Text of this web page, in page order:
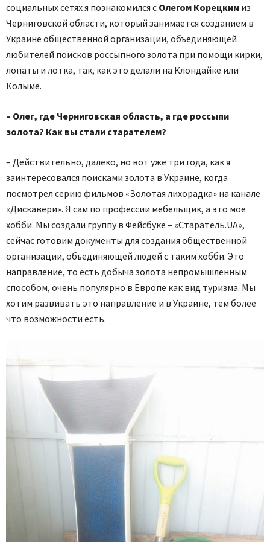
социальных сетях я познакомился с Олегом Корецким из
Черниговской области, который занимается созданием в
Украине общественной организации, объединяющей
любителей поисков россыпного золота при помощи кирки,
лопаты и лотка, так, как это делали на Клондайке или
Колыме.
– Олег, где Черниговская область, а где россыпи
золота? Как вы стали старателем?
– Действительно, далеко, но вот уже три года, как я
заинтересовался поисками золота в Украине, когда
посмотрел серию фильмов «Золотая лихорадка» на канале
«Дискавери». Я сам по профессии мебельщик, а это мое
хобби. Мы создали группу в Фейсбуке – «Старатель.UA»,
сейчас готовим документы для создания общественной
организации, объединяющей людей с таким хобби. Это
направление, то есть добыча золота непромышленным
способом, очень популярно в Европе как вид туризма. Мы
хотим развивать это направление и в Украине, тем более
что возможности есть.